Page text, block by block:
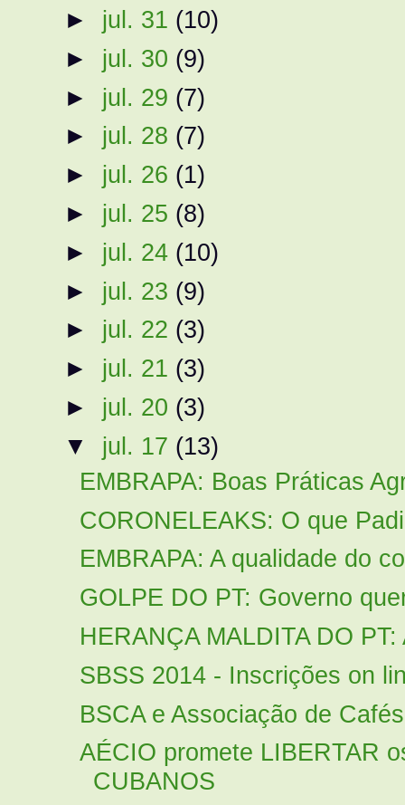
► jul. 31 (10)
► jul. 30 (9)
► jul. 29 (7)
► jul. 28 (7)
► jul. 26 (1)
► jul. 25 (8)
► jul. 24 (10)
► jul. 23 (9)
► jul. 22 (3)
► jul. 21 (3)
► jul. 20 (3)
▼ jul. 17 (13)
EMBRAPA: Boas Práticas
CORONELEAKS: O que
EMBRAPA: A qualidade do
GOLPE DO PT: Governo
HERANÇA MALDITA DO
SBSS 2014 - Inscrições on
BSCA e Associação de
AÉCIO promete LIBERTAR
CUBANOS